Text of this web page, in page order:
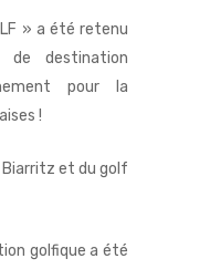
» a été retenu
destination
pour la
!
et du golf
golfique a été